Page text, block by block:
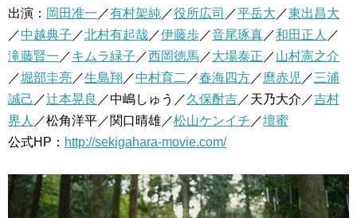
出演： 岡田准一 ／有村架純／役所広司 ／平岳大 ／東出昌大
／中越典子 ／北村有起哉／伊藤歩／音尾琢真／和田正人 ／
滝藤賢一 ／キムラ緑子 ／西岡徳馬／大場泰正 ／山村憲之介
／堀部圭亮／生島翔 ／中村育二 ／春海四方／麿赤児 ／三浦
誠己 ／辻本晃良 ／中嶋しゅう／久保酎吉／天乃大介／吉村
界人 ／松角洋平／関口晴雄／松山ケンイチ ／壇蜜
公式HP： http://sekigahara-movie.com/